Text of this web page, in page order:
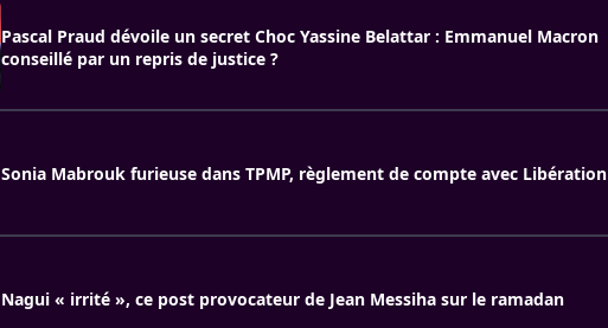
Pascal Praud dévoile un secret Choc Yassine Belattar : Emmanuel Macron
conseillé par un repris de justice ?
Sonia Mabrouk furieuse dans TPMP, règlement de compte avec Libération
Nagui « irrité », ce post provocateur de Jean Messiha sur le ramadan